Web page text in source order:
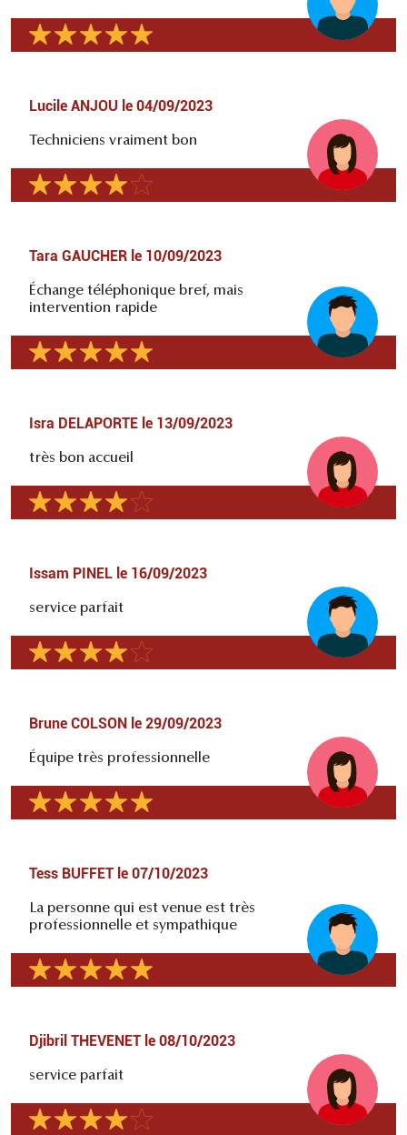
Lucile ANJOU le 04/09/2023
Techniciens vraiment bon
Tara GAUCHER le 10/09/2023
Échange téléphonique bref, mais
intervention rapide
Isra DELAPORTE le 13/09/2023
très bon accueil
Issam PINEL le 16/09/2023
service parfait
Brune COLSON le 29/09/2023
Équipe très professionnelle
Tess BUFFET le 07/10/2023
La personne qui est venue est très
professionnelle et sympathique
Djibril THEVENET le 08/10/2023
service parfait